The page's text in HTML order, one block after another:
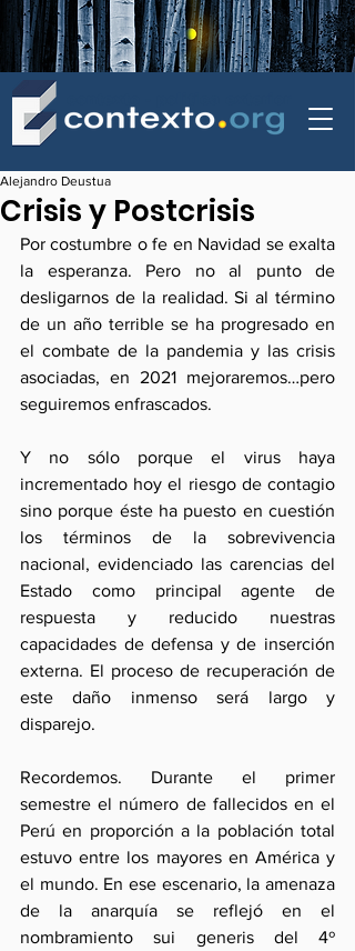
Crisis y Postcrisis
Alejandro Deustua
Por costumbre o fe en Navidad se exalta
la esperanza. Pero no al punto de
desligarnos de la realidad. Si al término
de un año terrible se ha progresado en
el combate de la pandemia y las crisis
asociadas, en 2021 mejoraremos…pero
seguiremos enfrascados.
Y no sólo porque el virus haya
incrementado hoy el riesgo de contagio
sino porque éste ha puesto en cuestión
los términos de la sobrevivencia
nacional, evidenciado las carencias del
Estado como principal agente de
respuesta y reducido nuestras
capacidades de defensa y de inserción
externa. El proceso de recuperación de
este daño inmenso será largo y
disparejo.
Recordemos. Durante el primer
semestre el número de fallecidos en el
Perú en proporción a la población total
estuvo entre los mayores en América y
el mundo. En ese escenario, la amenaza
de la anarquía se reflejó en el
nombramiento sui generis del 4º